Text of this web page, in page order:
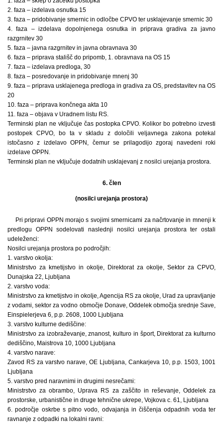
2. faza – izdelava osnutka 15
3. faza – pridobivanje smernic in odločbe CPVO ter usklajevanje smernic 30
4. faza – izdelava dopolnjenega osnutka in priprava gradiva za javno
razgrnitev 30
5. faza – javna razgrnitev in javna obravnava 30
6. faza – priprava stališč do pripomb, 1. obravnava na OS 15
7. faza – izdelava predloga, 30
8. faza – posredovanje in pridobivanje mnenj 30
9. faza – priprava usklajenega predloga in gradiva za OS, predstavitev na OS
20
10. faza – priprava končnega akta 10
11. faza – objava v Uradnem listu RS.
Terminski plan ne vključuje čas postopka CPVO. Kolikor bo potrebno izvesti
postopek CPVO, bo ta v skladu z določili veljavnega zakona potekal
istočasno z izdelavo OPPN, čemur se prilagodijo zgoraj navedeni roki
izdelave OPPN.
Terminski plan ne vključuje dodatnih usklajevanj z nosilci urejanja prostora.
6. člen
(nosilci urejanja prostora)
Pri pripravi OPPN morajo s svojimi smernicami za načrtovanje in mnenji k
predlogu OPPN sodelovati naslednji nosilci urejanja prostora ter ostali
udeleženci:
Nosilci urejanja prostora po področjih:
1. varstvo okolja:
Ministrstvo za kmetijstvo in okolje, Direktorat za okolje, Sektor za CPVO,
Dunajska 22, Ljubljana
2. varstvo voda:
Ministrstvo za kmetijstvo in okolje, Agencija RS za okolje, Urad za upravljanje
z vodami, sektor za vodno območje Donave, Oddelek območja srednje Save,
Einspielerjeva 6, p.p. 2608, 1000 Ljubljana
3. varstvo kulturne dediščine:
Ministrstvo za izobraževanje, znanost, kulturo in šport, Direktorat za kulturno
dediščino, Maistrova 10, 1000 Ljubljana
4. varstvo narave:
Zavod RS za varstvo narave, OE Ljubljana, Cankarjeva 10, p.p. 1503, 1001
Ljubljana
5. varstvo pred naravnimi in drugimi nesrečami:
Ministrstvo za obrambo, Uprava RS za zaščito in reševanje, Oddelek za
prostorske, urbanistične in druge tehnične ukrepe, Vojkova c. 61, Ljubljana
6. področje oskrbe s pitno vodo, odvajanja in čiščenja odpadnih voda ter
ravnanje z odpadki na lokalni ravni: